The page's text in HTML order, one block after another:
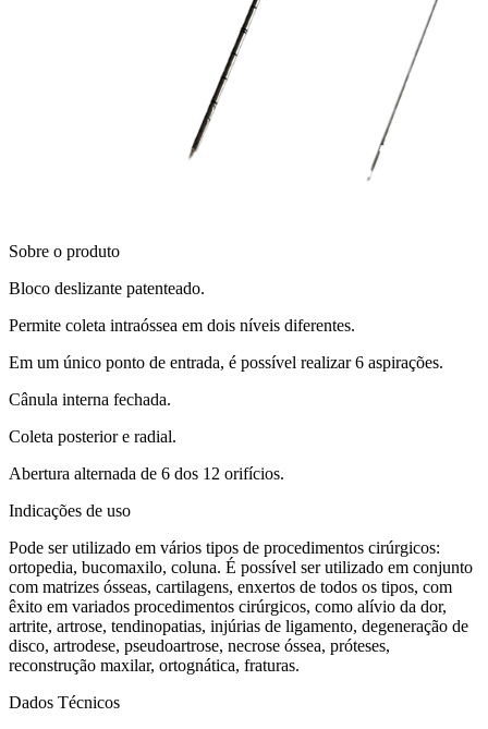
Sobre o produto
Bloco deslizante patenteado.
Permite coleta intraóssea em dois níveis diferentes.
Em um único ponto de entrada, é possível realizar 6 aspirações.
Cânula interna fechada.
Coleta posterior e radial.
Abertura alternada de 6 dos 12 orifícios.
Indicações de uso
Pode ser utilizado em vários tipos de procedimentos cirúrgicos:
ortopedia, bucomaxilo, coluna. É possível ser utilizado em conjunto
com matrizes ósseas, cartilagens, enxertos de todos os tipos, com
êxito em variados procedimentos cirúrgicos, como alívio da dor,
artrite, artrose, tendinopatias, injúrias de ligamento, degeneração de
disco, artrodese, pseudoartrose, necrose óssea, próteses,
reconstrução maxilar, ortognática, fraturas.
Dados Técnicos